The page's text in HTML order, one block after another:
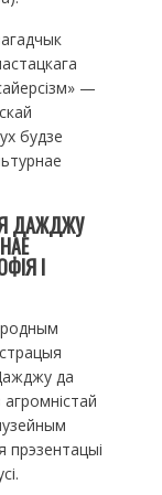
—
будзе
ДАЖДЖУ
І
да